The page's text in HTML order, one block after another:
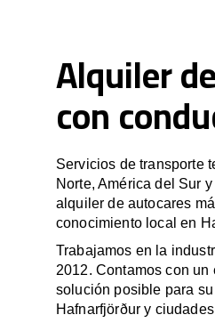
Alquiler
con
Servicios de transporte
Norte, América del Sur
alquiler de autocares
conocimiento local en
Trabajamos en la
2012. Contamos con
solución posible para
Hafnarfjörður y